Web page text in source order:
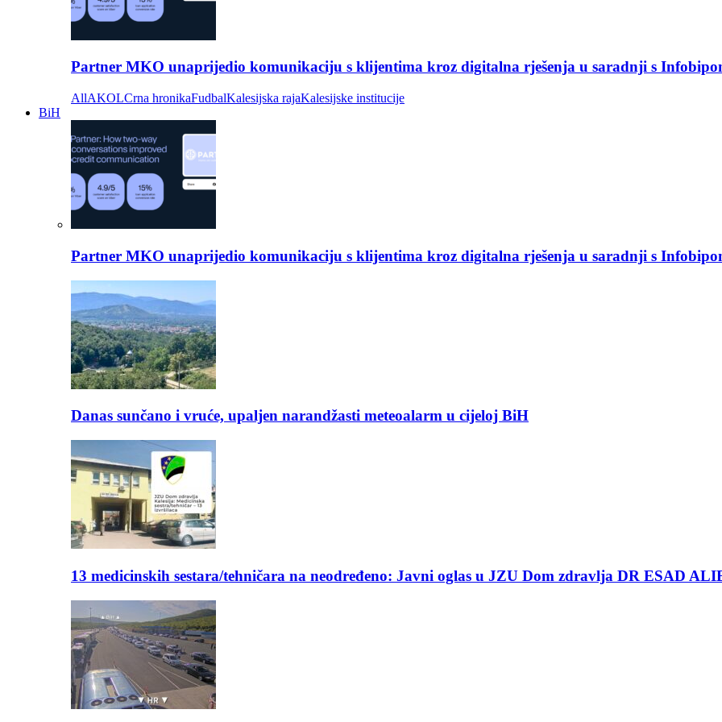
Partner MKO unaprijedio komunikaciju s klijentima kroz digitalna rješenja u saradnji s
AllAKOLCrna hronikaFudbalKalesijska rajaKalesijske institucije
BiH
Partner MKO unaprijedio komunikaciju s klijentima kroz digitalna rješenja u saradnji s
Danas sunčano i vruće, upaljen narandžasti meteoalarm u cijeloj BiH
13 medicinskih sestara/tehničara na neodređeno: Javni oglas u JZU Dom zdravlja DR ESAD